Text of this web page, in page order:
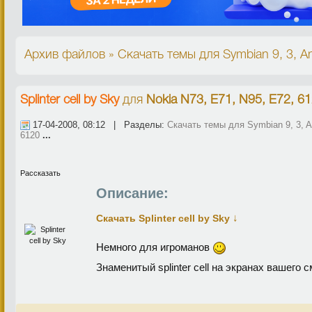
Архив файлов » Скачать темы для Symbian 9, 3,
Splinter cell by Skyдля Nokia N73, E71, N95, E72,
17-04-2008, 08:12 | Разделы: Скачать темы для Symbian 9, 3,
6120 ...
Рассказать
Описание:
Скачать Splinter cell by Sky ↓
Немного для игроманов
Знаменитый splinter cell на экранах вашего